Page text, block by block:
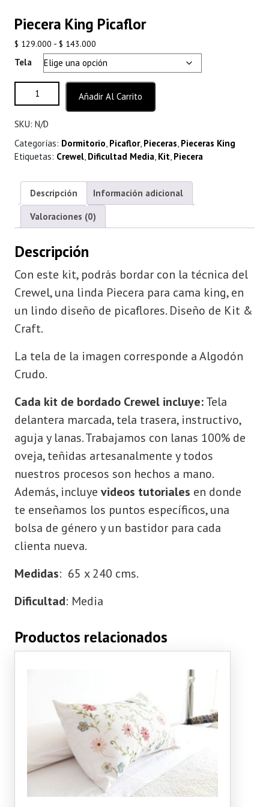
Piecera King Picaflor
$ 129.000 - $ 143.000
de
precios:
desde
$ 129.000
hasta
Tela
Piecera King Picaflor cantidad
Añadir Al Carrito
SKU: N/D
Categorías: Dormitorio, Picaflor, Pieceras, Pieceras King
Etiquetas: Crewel, Dificultad Media, Kit, Piecera
Descripción Información adicional
Valoraciones (0)
Descripción
Con este kit, podrás bordar con la técnica del
Crewel, una linda Piecera para cama king, en
un lindo diseño de picaflores. Diseño de Kit &
Craft.
La tela de la imagen corresponde a Algodón
Crudo.
Cada kit de bordado Crewel incluye:Tela
delantera marcada, tela trasera, instructivo,
aguja y lanas. Trabajamos con lanas 100% de
oveja, teñidas artesanalmente y todos
nuestros procesos son hechos a mano.
Además, incluye videos tutoriales en donde
te enseñamos los puntos específicos, una
bolsa de género y un bastidor para cada
clienta nueva.
Medidas: 65 x 240 cms.
Dificultad: Media
Productos relacionados